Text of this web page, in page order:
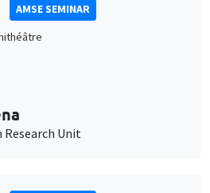
AMSE SEMINAR
Research Unit